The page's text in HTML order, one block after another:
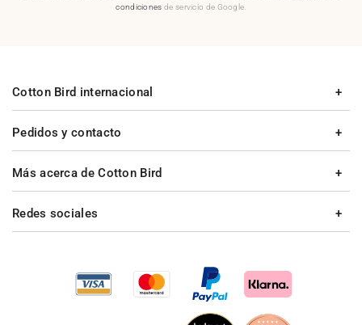
condiciones de servicio de Google.
Pedidos y contacto
Más acerca de Cotton Bird
Cotton Bird internacional
Redes sociales